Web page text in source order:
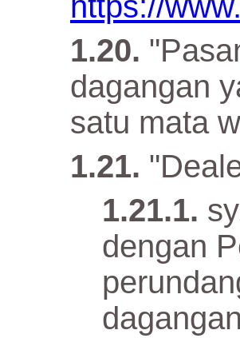
dagangan
satu mata
dengan